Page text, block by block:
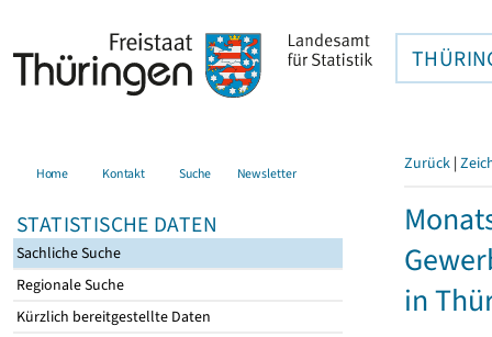
Home Kontakt Suche Newsletter
STATISTISCHE DATEN
Sachliche Suche
Regionale Suche
Kürzlich bereitgestellte Daten
Zurück |
in